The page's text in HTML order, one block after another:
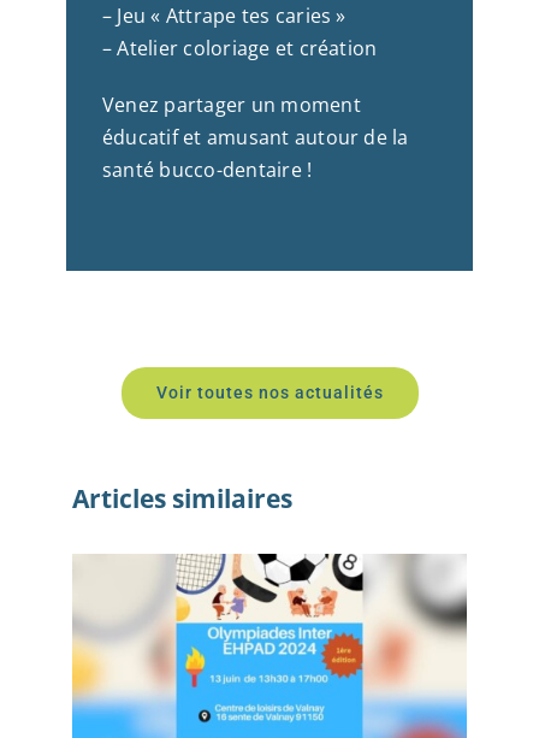
– Jeu « Attrape tes caries »
– Atelier coloriage et création
Venez partager un moment
éducatif et amusant autour de la
santé bucco-dentaire !
Voir toutes nos actualités
Articles similaires